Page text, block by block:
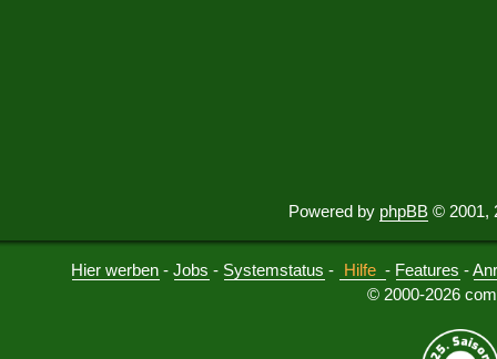
Powered by phpBB © 2001,
Hier werben -Jobs - Systemstatus - Hilfe - Features -
© 2000-2026